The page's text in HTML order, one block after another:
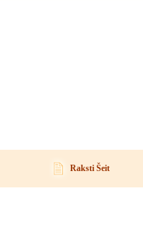
Raksti Šeit